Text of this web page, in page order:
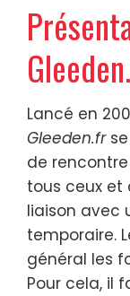
Lancé en
Gleeden.frse
de
tous ceux et
liaison avec
temporaire.
général les
Pour cela, il